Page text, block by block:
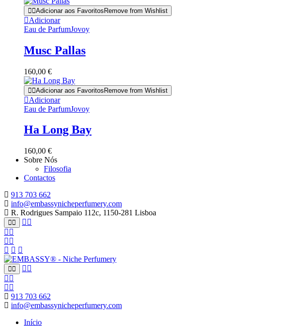
Adicionar aos FavoritosRemove from Wishlist
Adicionar
Eau de ParfumJovoy
Musc Pallas
160,00 €
Adicionar aos FavoritosRemove from Wishlist
Adicionar
Eau de ParfumJovoy
Ha Long Bay
160,00 €
Sobre Nós
Filosofia
Contactos
913 703 662
info@embassynicheperfumery.com
R. Rodrigues Sampaio 112c, 1150-281 Lisboa
913 703 662
info@embassynicheperfumery.com
Início